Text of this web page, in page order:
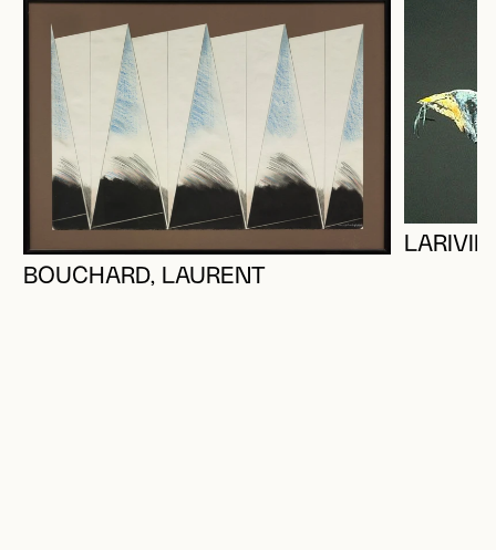
BOUCHARD, LAURENT